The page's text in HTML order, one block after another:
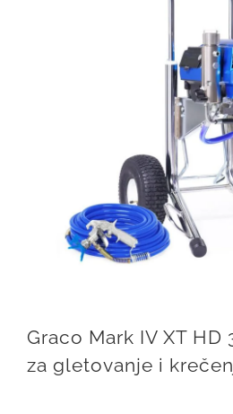
Graco Mark IV XT HD
za gletovanje i